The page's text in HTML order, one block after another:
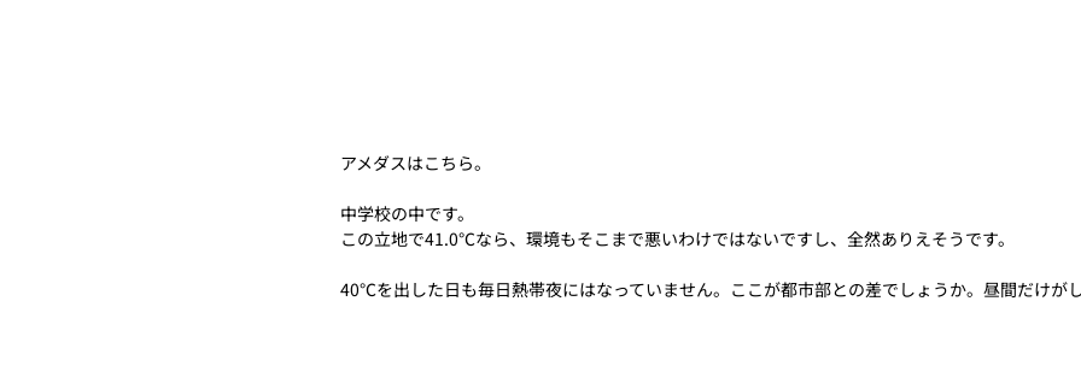
アメダスはこちら。
中学校の中です。
この立地で41.0℃なら、環境もそこまで悪いわけではないですし、全然ありえそうです。
40℃を出した日も毎日熱帯夜にはなっていません。ここが都市部との差でしょうか。昼間だけがし